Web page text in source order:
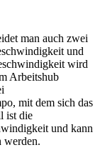
man auch zwei
und
wird
Arbeitshub
mit dem sich das
ist die
und kann
werden.